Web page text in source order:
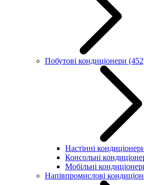
Побутові кондиціонери
Настінні
Консольні
Мобільні
Напівпромислові